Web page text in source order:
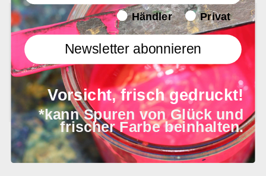
Atelier Geschirrtuch
Unique Set
48,00€
Tischläufer Leinen Grau
Feldhase
49,95€
Endverbraucher/Haendler
Händler Privat
Newsletter abonnieren
Vorsicht, frisch gedruckt!
*kann Spuren von Glück und
frischer Farbe beinhalten.